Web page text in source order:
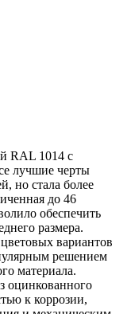
RAL 1014 с
лучшие черты
но стала более
до 46
обеспечить
размера.
вариантов
решением
материала.
оцинкованного
к коррозии,